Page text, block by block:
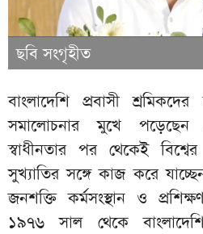
ছবি সংগৃহীত
বাংলাদেশি প্রবাসী
সমালোচনার মুখে পড়েছেন
স্বাধীনতার পর থেকেই
সুখ্যাতির সঙ্গে কাজ করে
জনশক্তি কর্মসংস্থান ও
১৯৭৬ সাল থেকে বাংলাদেশি